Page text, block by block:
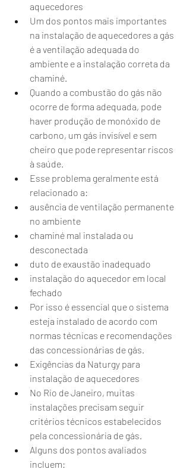
aquecedores
Um dos pontos mais importantes
na instalação de aquecedores a gás
é a ventilação adequada do
ambiente e a instalação correta da
chaminé.
Quando a combustão do gás não
ocorre de forma adequada, pode
haver produção de monóxido de
carbono, um gás invisível e sem
cheiro que pode representar riscos
à saúde.
Esse problema geralmente está
relacionado a:
ausência de ventilação permanente
no ambiente
chaminé mal instalada ou
desconectada
duto de exaustão inadequado
instalação do aquecedor em local
fechado
Por isso é essencial que o sistema
esteja instalado de acordo com
normas técnicas e recomendações
das concessionárias de gás.
Exigências da Naturgy para
instalação de aquecedores
No Rio de Janeiro, muitas
instalações precisam seguir
critérios técnicos estabelecidos
pela concessionária de gás.
Alguns dos pontos avaliados
incluem: